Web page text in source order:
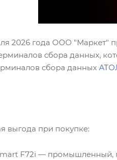
2026 года ООО "Маркет"
сбора данных,
сбора данных
выгода при покупке:
F72i — промышленный,